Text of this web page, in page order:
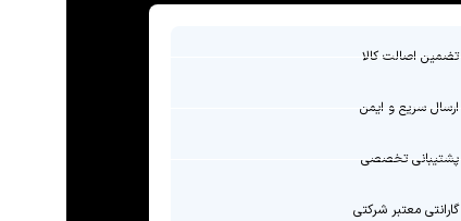
تضمین اصالت کالا
ارسال سریع و ایمن
پشتیبانی تخصصی
گارانتی معتبر شرکتی